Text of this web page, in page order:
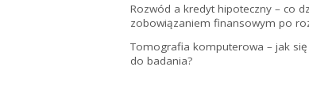
Rozwód a kredyt hipoteczny – co
zobowiązaniem finansowym po
Tomografia komputerowa – jak
do badania?